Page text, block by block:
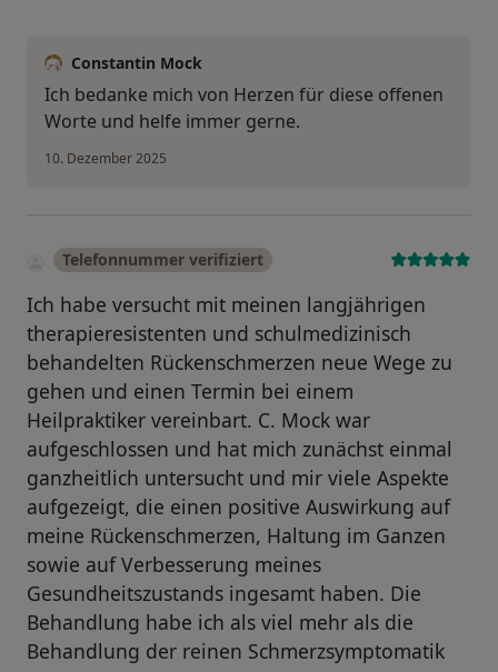
Constantin Mock
Ich bedanke mich von Herzen für diese offenen
Worte und helfe immer gerne.
10. Dezember 2025
Telefonnummer verifiziert
Ich habe versucht mit meinen langjährigen
therapieresistenten und schulmedizinisch
behandelten Rückenschmerzen neue Wege zu
gehen und einen Termin bei einem
Heilpraktiker vereinbart. C. Mock war
aufgeschlossen und hat mich zunächst einmal
ganzheitlich untersucht und mir viele Aspekte
aufgezeigt, die einen positive Auswirkung auf
meine Rückenschmerzen, Haltung im Ganzen
sowie auf Verbesserung meines
Gesundheitszustands ingesamt haben. Die
Behandlung habe ich als viel mehr als die
Behandlung der reinen Schmerzsymptomatik